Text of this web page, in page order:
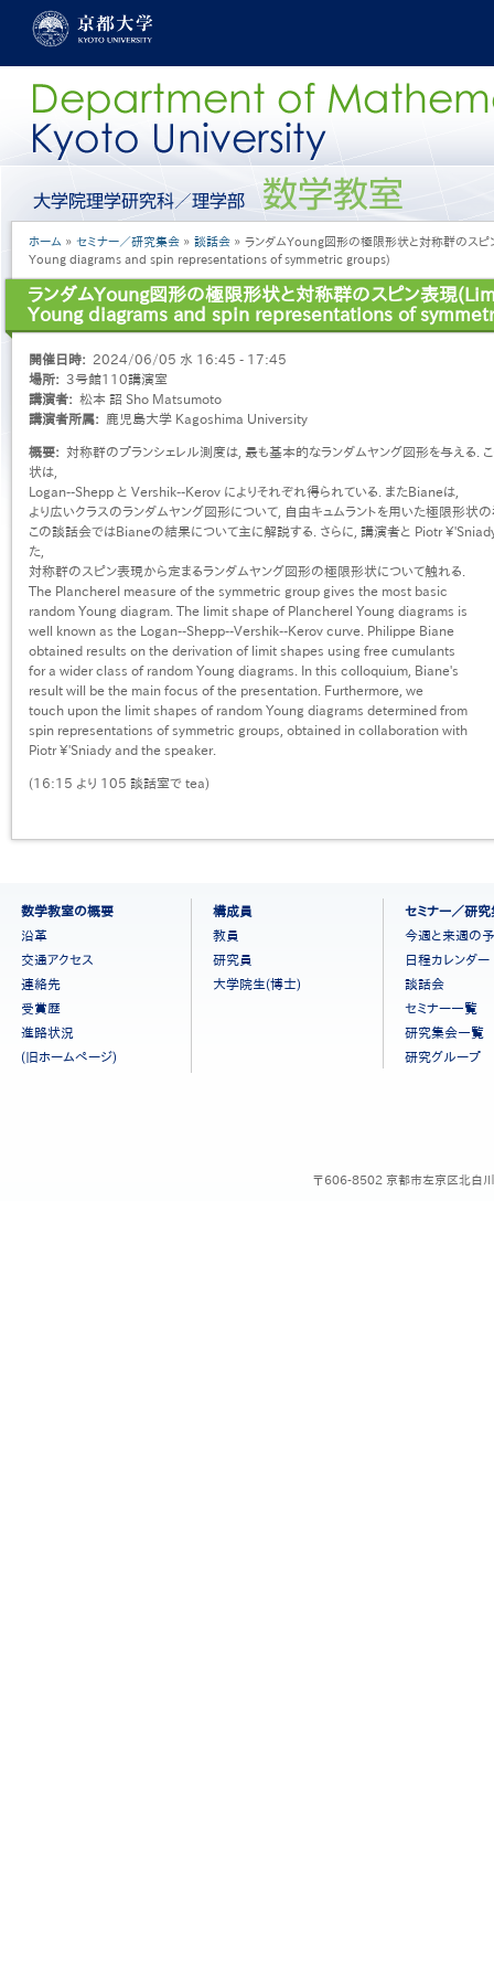
コ
に
ー
メ
ュ
ー
［日
語］
パ
ン
く
ず
ホーム セミナー／研究集会 談話会
ランダムYoung図形の極限形状と対称群のス
Young diagrams and spin representations of symmetric groups)
ランダムYoung図形の極限形状と対称群のスピン表現
Young diagrams and spin representations of
開催日時
2024/06/05 水 16:45 - 17:45
場所
3号館110講演室
講演者
松本 詔 Sho Matsumoto
講演者所属
鹿児島大学 Kagoshima University
概要
対称群のプランシェレル測度は, 最も基本的なランダムヤング図形を与える.
状は,
Logan--Shepp と Vershik--Kerov によりそれぞれ得られている. またBianeは,
より広いクラスのランダムヤング図形について, 自由キュムラントを用いた極限形状
この談話会ではBianeの結果について主に解説する. さらに, 講演者と Piotr
た,
対称群のスピン表現から定まるランダムヤング図形の極限形状について触れる.
The Plancherel measure of the symmetric group gives the most basic
random Young diagram. The limit shape of Plancherel Young diagrams is
well known as the Logan--Shepp--Vershik--Kerov curve. Philippe Biane
obtained results on the derivation of limit shapes using free cumulants
for a wider class of random Young diagrams. In this colloquium, Biane's
result will be the main focus of the presentation. Furthermore, we
touch upon the limit shapes of random Young diagrams determined from
spin representations of symmetric groups, obtained in collaboration with
Piotr \'Sniady and the speaker.
(16:15 より 105 談話室で tea)
［日
数学教室の概要
沿革
交通アクセス
連絡先
受賞歴
進路状況
(旧ホームページ)
構成員
教員
研究員
大学院生(博士)
セミナー／研
今週と来週の
日程カレンダー
談話会
セミナー一覧
研究集会一覧
研究グループ
〒606-8502 京都市左京区北白